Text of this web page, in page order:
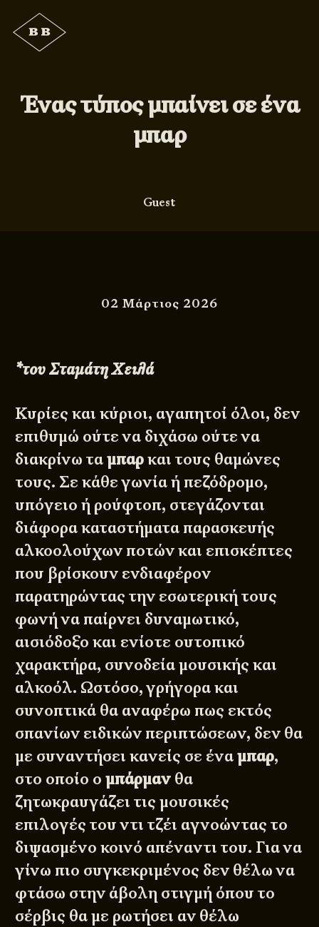
Ένας τύπος μπαίνει σε ένα
μπαρ
Guest
02 Μάρτιος 2026
*του Σταμάτη Χειλά
Κυρίες και κύριοι, αγαπητοί όλοι, δεν
επιθυμώ ούτε να διχάσω ούτε να
διακρίνω ταμπαρκαι τους θαμώνες
τους. Σε κάθε γωνία ή πεζόδρομο,
υπόγειο ή ρούφτοπ, στεγάζονται
διάφορα καταστήματα παρασκευής
αλκοολούχων ποτών και επισκέπτες
που βρίσκουν ενδιαφέρον
παρατηρώντας την εσωτερική τους
φωνή να παίρνει δυναμωτικό,
αισιόδοξο και ενίοτε ουτοπικό
χαρακτήρα, συνοδεία μουσικής και
αλκοόλ. Ωστόσο, γρήγορα και
συνοπτικά θα αναφέρω πως εκτός
σπανίων ειδικών περιπτώσεων, δεν θα
με συναντήσει κανείς σε έναμπαρ,
στο οποίο ομπάρμαν θα
ζητωκραυγάζει τις μουσικές
επιλογές του ντι τζέι αγνοώντας το
διψασμένο κοινό απέναντι του. Για να
γίνω πιο συγκεκριμένος δεν θέλω να
φτάσω στην άβολη στιγμή όπου το
σέρβις θα με ρωτήσει αν θέλω